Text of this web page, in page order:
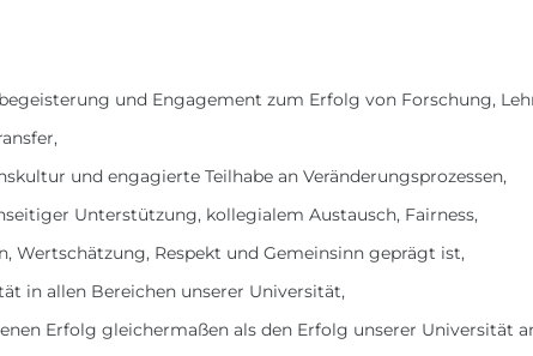
und Engagement zum Erfolg von Forschung,
und engagierte Teilhabe an Veränderungsprozessen,
Unterstützung, kollegialem Austausch, Fairness,
Wertschätzung, Respekt und Gemeinsinn geprägt ist,
in allen Bereichen unserer Universität,
Erfolg gleichermaßen als den Erfolg unserer Universität